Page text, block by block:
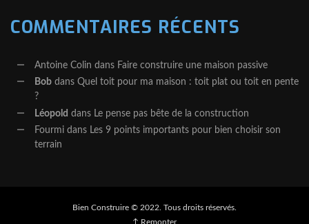
COMMENTAIRES RÉCENTS
Antoine Colin dans Faire construire une maison passive
Bob dans Quel toit pour ma maison : toit plat ou toit en pente
?
Léopold dans Le pense pas bête de la construction
Fourmi dans Les 9 points importants pour bien choisir son
terrain
Bien Construire © 2022. Tous droits réservés.
↑ Remonter